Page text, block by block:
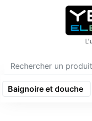
icon menu
Baignoire et douche